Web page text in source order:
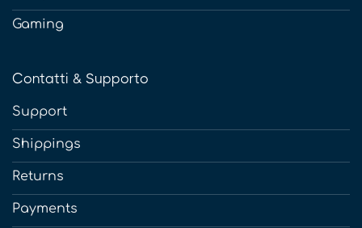
Gaming
Contatti & Supporto
Support
Shippings
Returns
Payments